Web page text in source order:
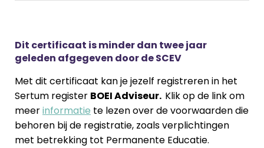
Dit certificaat is minder dan twee jaar
geleden afgegeven door de SCEV
Met dit certificaat kan je jezelf registreren in het
Sertum register BOEI Adviseur. Klik op de link om
meerinformatie te lezen over de voorwaarden die
behoren bij de registratie, zoals verplichtingen
met betrekking tot Permanente Educatie.